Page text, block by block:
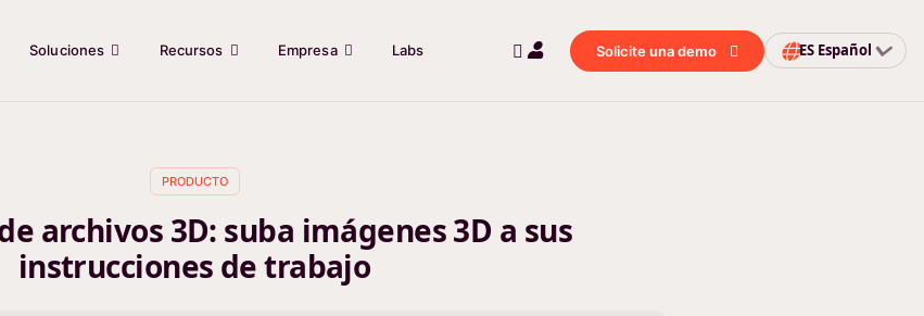
Soluciones Recursos Empresa Labs Solicite una demo ES Español
PRODUCTO
archivos 3D: suba imágenes 3D a sus
instrucciones de trabajo